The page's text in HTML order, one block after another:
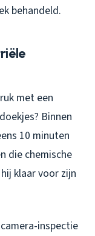
behandeld.
met een
Binnen
10 minuten
die chemische
klaar voor zijn
inspectie